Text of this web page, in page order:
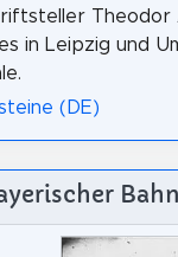
Theodor
in Leipzig und
(DE)